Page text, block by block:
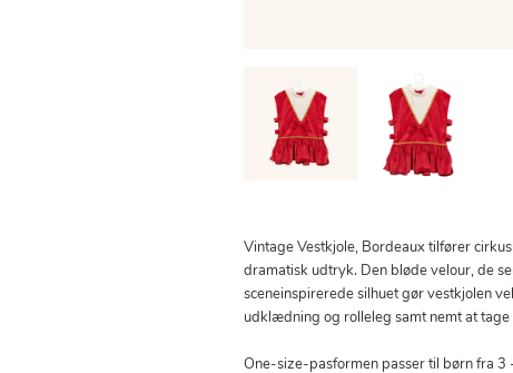
Vintage Vestkjole, Bordeaux tilfører
dramatisk udtryk. Den bløde velour, de
sceneinspirerede silhuet gør vestkjolen
udklædning og rolleleg samt nemt at tage
One-size-pasformen passer til børn fra